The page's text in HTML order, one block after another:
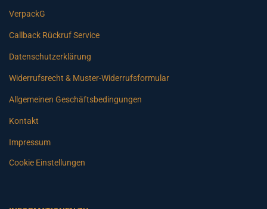
VerpackG
Callback Rückruf Service
Datenschutzerklärung
Widerrufsrecht & Muster-Widerrufsformular
Allgemeinen Geschäftsbedingungen
Kontakt
Impressum
Cookie Einstellungen